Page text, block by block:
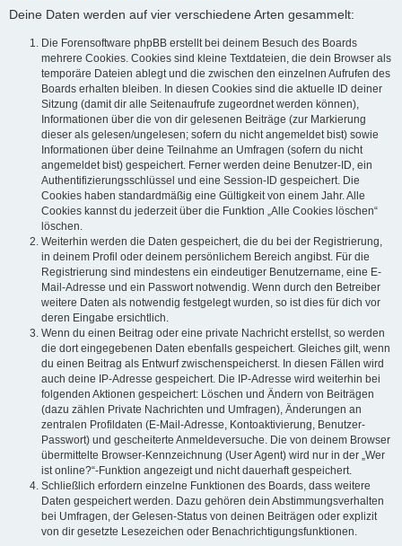
Deine Daten werden auf vier verschiedene Arten gesammelt:
Die Forensoftware phpBB erstellt bei deinem Besuch des Boards
mehrere Cookies. Cookies sind kleine Textdateien, die dein Browser als
temporäre Dateien ablegt und die zwischen den einzelnen Aufrufen des
Boards erhalten bleiben. In diesen Cookies sind die aktuelle ID deiner
Sitzung (damit dir alle Seitenaufrufe zugeordnet werden können),
Informationen über die von dir gelesenen Beiträge (zur Markierung
dieser als gelesen/ungelesen; sofern du nicht angemeldet bist) sowie
Informationen über deine Teilnahme an Umfragen (sofern du nicht
angemeldet bist) gespeichert. Ferner werden deine Benutzer-ID, ein
Authentifizierungsschlüssel und eine Session-ID gespeichert. Die
Cookies haben standardmäßig eine Gültigkeit von einem Jahr. Alle
Cookies kannst du jederzeit über die Funktion „Alle Cookies löschen“
löschen.
Weiterhin werden die Daten gespeichert, die du bei der Registrierung,
in deinem Profil oder deinem persönlichem Bereich angibst. Für die
Registrierung sind mindestens ein eindeutiger Benutzername, eine E-
Mail-Adresse und ein Passwort notwendig. Wenn durch den Betreiber
weitere Daten als notwendig festgelegt wurden, so ist dies für dich vor
deren Eingabe ersichtlich.
Wenn du einen Beitrag oder eine private Nachricht erstellst, so werden
die dort eingegebenen Daten ebenfalls gespeichert. Gleiches gilt, wenn
du einen Beitrag als Entwurf zwischenspeicherst. In diesen Fällen wird
auch deine IP-Adresse gespeichert. Die IP-Adresse wird weiterhin bei
folgenden Aktionen gespeichert: Löschen und Ändern von Beiträgen
(dazu zählen Private Nachrichten und Umfragen), Änderungen an
zentralen Profildaten (E-Mail-Adresse, Kontoaktivierung, Benutzer-
Passwort) und gescheiterte Anmeldeversuche. Die von deinem Browser
übermittelte Browser-Kennzeichnung (User Agent) wird nur in der „Wer
ist online?“-Funktion angezeigt und nicht dauerhaft gespeichert.
Schließlich erfordern einzelne Funktionen des Boards, dass weitere
Daten gespeichert werden. Dazu gehören dein Abstimmungsverhalten
bei Umfragen, der Gelesen-Status von deinen Beiträgen oder explizit
von dir gesetzte Lesezeichen oder Benachrichtigungsfunktionen.